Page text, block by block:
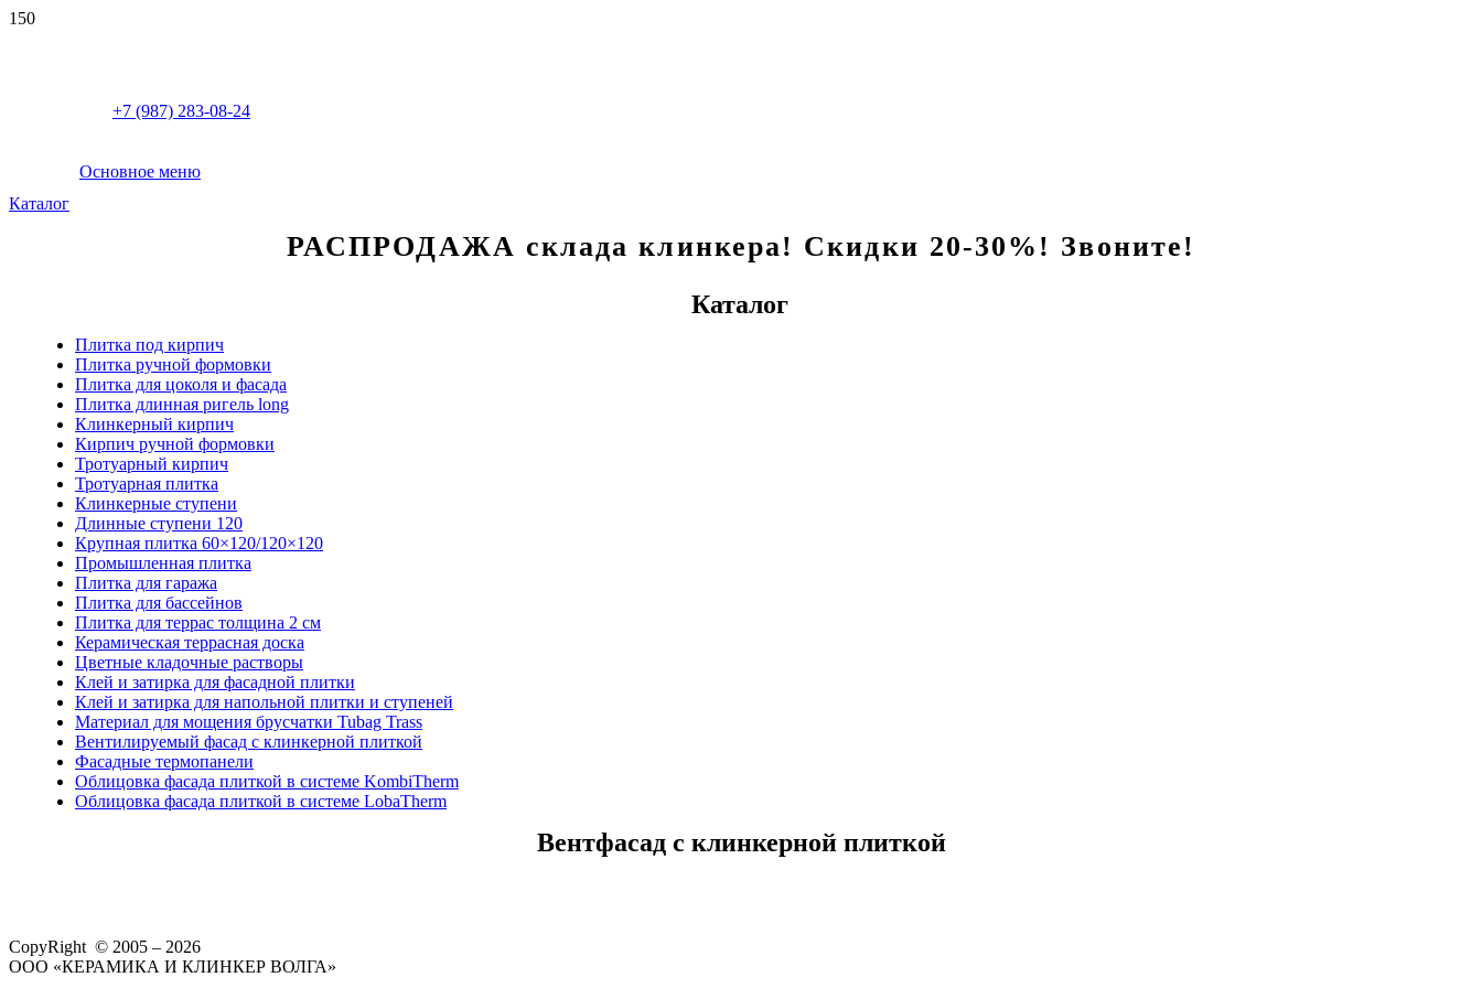
+7 (987) 283-08-24
Основное меню
Каталог
РАСПРОДАЖА склада клинкера! Скидки 20-30%! Звоните!
Каталог
Плитка под кирпич
Плитка ручной формовки
Плитка для цоколя и фасада
Плитка длинная ригель long
Клинкерный кирпич
Кирпич ручной формовки
Тротуарный кирпич
Тротуарная плитка
Клинкерные ступени
Длинные ступени 120
Крупная плитка 60×120/120×120
Промышленная плитка
Плитка для гаража
Плитка для бассейнов
Плитка для террас толщина 2 см
Керамическая террасная доска
Цветные кладочные растворы
Клей и затирка для фасадной плитки
Клей и затирка для напольной плитки и ступеней
Материал для мощения брусчатки Tubag Trass
Вентилируемый фасад с клинкерной плиткой
Фасадные термопанели
Облицовка фасада плиткой в системе KombiTherm
Облицовка фасада плиткой в системе LobaTherm
Вентфасад с клинкерной плиткой
CopyRight © 2005 – 2026
ООО «КЕРАМИКА И КЛИНКЕР ВОЛГА»